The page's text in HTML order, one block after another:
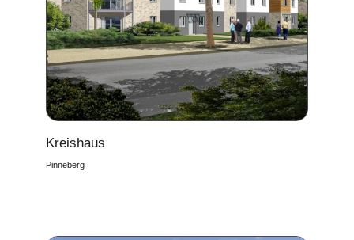
Kreishaus
Pinneberg